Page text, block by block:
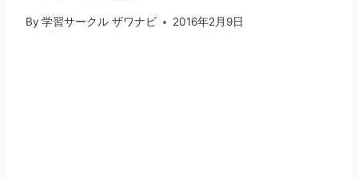
By 学習サークル ザワナビ 2016年2月9日